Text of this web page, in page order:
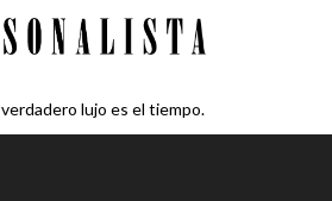
lujo es el tiempo.